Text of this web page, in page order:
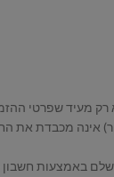
אינה מכבדת את
לשלם באמצעות